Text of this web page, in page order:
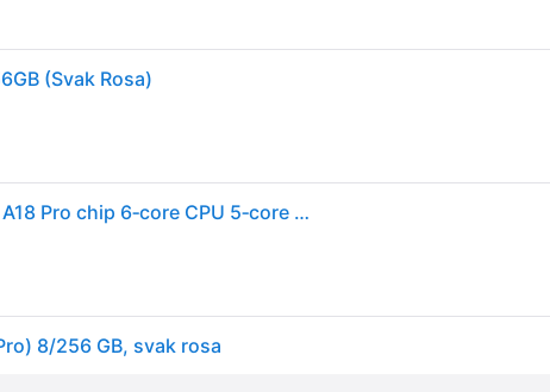
(Svak Rosa)
Apple 13-inch MacBook Neo - A18 Pro chip 6‑core CPU 5‑core GPU, 8GB RAM, 256GB SSD - Blush
8/256 GB, svak rosa